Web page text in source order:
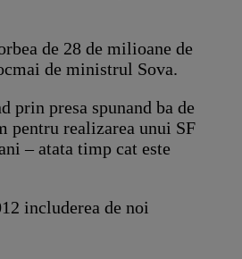
de 28 de milioane de
de ministrul Sova.
presa spunand ba de
pentru realizarea unui SF
– atata timp cat este
includerea de noi